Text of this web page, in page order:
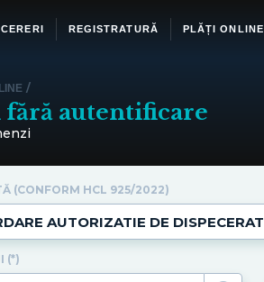
REGISTRATURĂ PLĂȚI ONLINE
/
fără autentificare
(CONFORM HCL 925/2022)
(*)